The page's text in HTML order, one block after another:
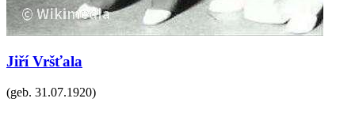
Jiří Vršťala
(geb. 31.07.1920)